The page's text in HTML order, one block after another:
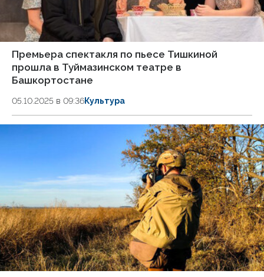
Премьера спектакля по пьесе Тишкиной
прошла в Туймазинском театре в
Башкортостане
05.10.2025 в 09:36Культура